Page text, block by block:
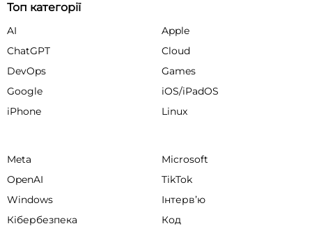
Топ категорії
AI
Apple
ChatGPT
Cloud
DevOps
Games
Google
iOS/iPadOS
iPhone
Linux
Meta
Microsoft
OpenAI
TikTok
Windows
Інтервʼю
Кібербезпека
Код